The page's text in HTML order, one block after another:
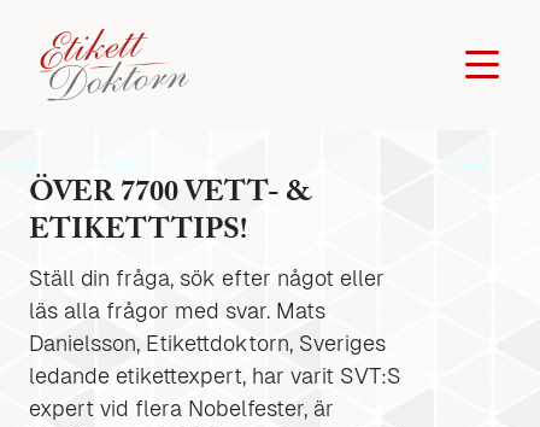
ÖVER 7700 VETT- &
ETIKETTTIPS!
Ställ din fråga, sök efter något eller
läs alla frågor med svar. Mats
Danielsson, Etikettdoktorn, Sveriges
ledande etikettexpert, har varit SVT:S
expert vid flera Nobelfester, är